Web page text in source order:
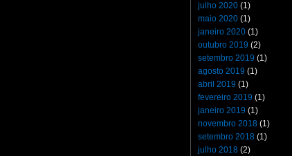
julho 2020 (1)
maio 2020 (1)
janeiro 2020 (1)
outubro 2019 (2)
setembro 2019 (1)
agosto 2019 (1)
abril 2019 (1)
fevereiro 2019 (1)
janeiro 2019 (1)
novembro 2018 (1)
setembro 2018 (1)
julho 2018 (2)